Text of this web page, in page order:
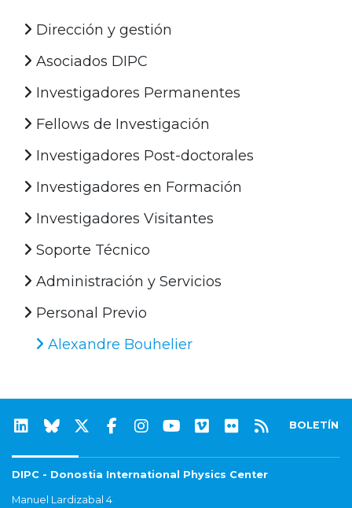
Dirección y gestión
Asociados DIPC
Investigadores Permanentes
Fellows de Investigación
Investigadores Post-doctorales
Investigadores en Formación
Investigadores Visitantes
Soporte Técnico
Administración y Servicios
Personal Previo
Alexandre Bouhelier
BOLETÍN
DIPC - Donostia International Physics Center
Manuel Lardizabal 4